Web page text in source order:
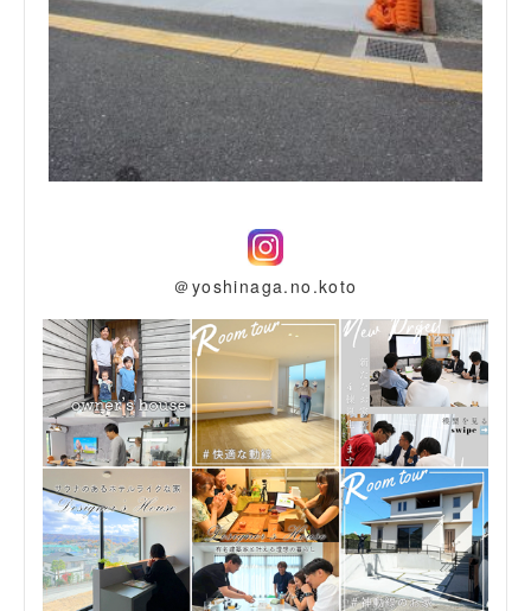
＠yoshinaga.no.koto